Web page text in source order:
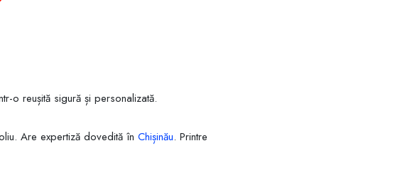
o reușită sigură și personalizată.
Are expertiză dovedită înChișinău. Printre